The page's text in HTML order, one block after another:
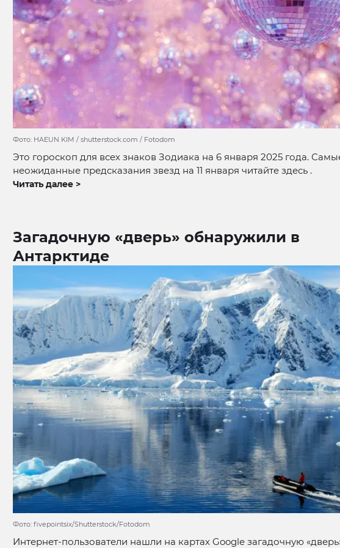
Фото: HAEUN KIM / shutterstock.com / Fotodom
Это гороскоп для всех знаков Зодиака на 6 января 2025 года.
неожиданные предсказания звезд на 11 января читайте здесь .
Читать далее >
Загадочную «дверь» обнаружили в
Антарктиде
Фото: fivepointsix/Shutterstock/Fotodom
Интернет-пользователи нашли на картах Google загадочную